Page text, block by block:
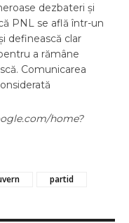
dezbateri și
PNL se află într-un
definească clar
a rămâne
Comunicarea
home?
partid